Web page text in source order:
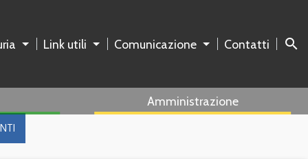
Link utili Comunicazione Contatti search
Amministrazione